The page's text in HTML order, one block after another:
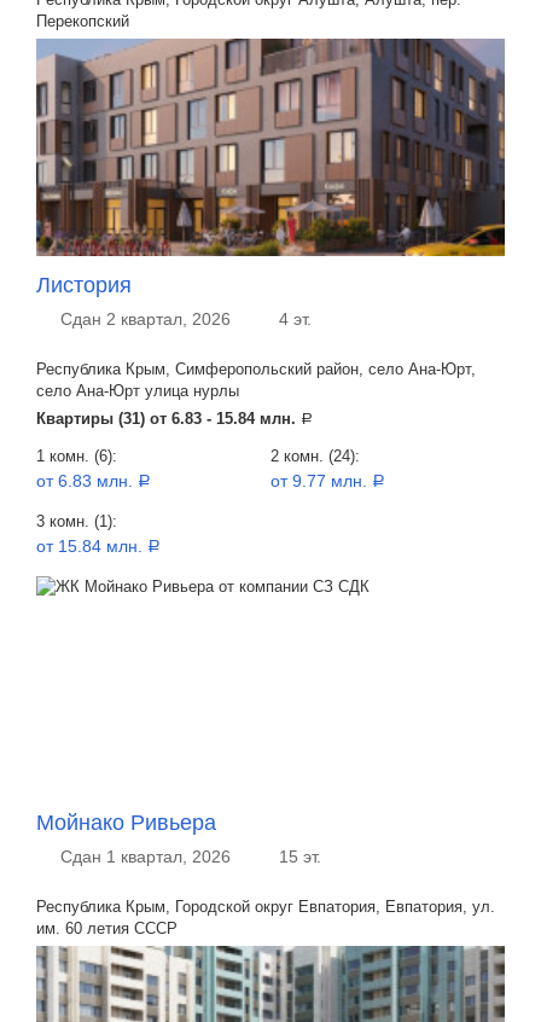
Перекопский
Листория
Сдан 2 квартал, 2026 4 эт.
Республика Крым, Симферопольский район, село Ана-Юрт,
село Ана-Юрт улица нурлы
Квартиры (31) от 6.83 - 15.84 млн. a
1 комн. (6):
от 6.83 млн. a
2 комн. (24):
от 9.77 млн. a
3 комн. (1):
от 15.84 млн. a
Мойнако Ривьера
Сдан 1 квартал, 2026 15 эт.
Республика Крым, Городской округ Евпатория, Евпатория, ул.
им. 60 летия СССР